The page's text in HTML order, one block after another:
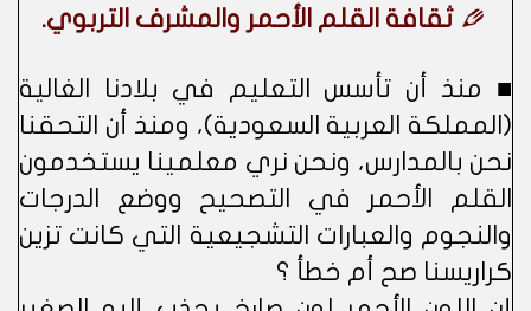
ثقافة القلم الأحمر والمشرف التربوي.
■ منذ أن تأسس التعليم في بلادنا الغالية
(المملكة العربية السعودية)، ومنذ أن التحقنا
نحن بالمدارس، ونحن نري معلمينا يستخدمون
القلم الأحمر في التصحيح ووضع الدرجات
والنجوم والعبارات التشجيعية التي كانت تزين
كراريسنا صح أم خطأ ؟